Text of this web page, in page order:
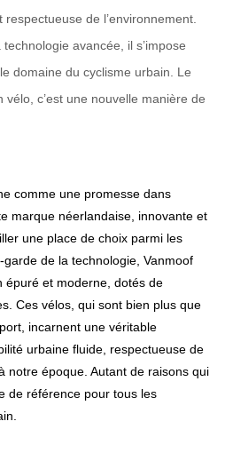
de l’environnement.
avancée, il s’impose
domaine du cyclisme urbain. Le
vélo, c’est une nouvelle manière de
comme une promesse dans
marque néerlandaise, innovante et
une place de choix parmi les
de la technologie, Vanmoof
épuré et moderne, dotés de
Ces vélos, qui sont bien plus que
incarnent une véritable
urbaine fluide, respectueuse de
notre époque. Autant de raisons qui
de référence pour tous les